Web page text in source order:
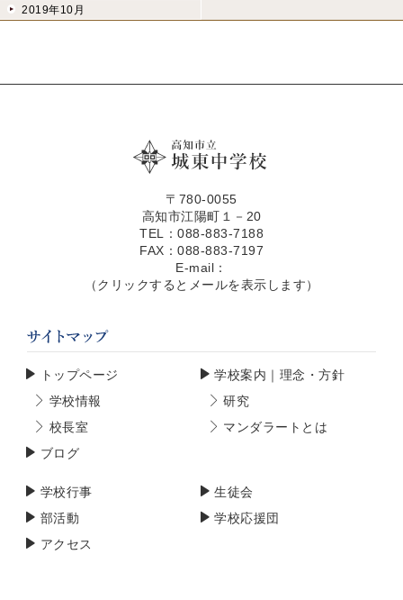
2019年10月
〒780-0055
高知市江陽町１－20
TEL：088-883-7188
FAX：088-883-7197
E-mail：
（クリックするとメールを表示します）
トップページ
学校案内｜理念・方針
学校情報
研究
校長室
マンダラートとは
ブログ
学校行事
生徒会
部活動
学校応援団
アクセス